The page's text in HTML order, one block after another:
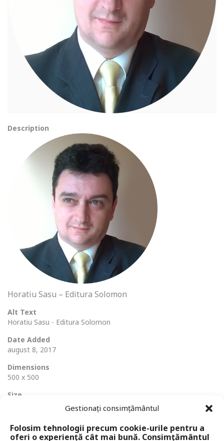
Gestionați consimțământul
Folosim tehnologii precum cookie-urile pentru a
oferi o experiență cât mai bună. Consimțământul
Description
Horatiu Sasu – Editura Solomon
Alt Text
Horatiu Sasu - Editura Solomon
Date Added
august 8, 2017
Dimensions
500 x 500
Size